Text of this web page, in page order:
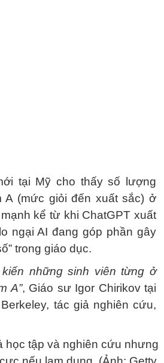
tại Mỹ cho thấy số lượng
A (mức giỏi đến xuất sắc) ở
kể từ khi ChatGPT xuất
ngại AI đang góp phần gây
trong giáo dục.
kiến những sinh viên từng ở
A”, Giáo sư Igor Chirikov tại
tác giả nghiên cứu,